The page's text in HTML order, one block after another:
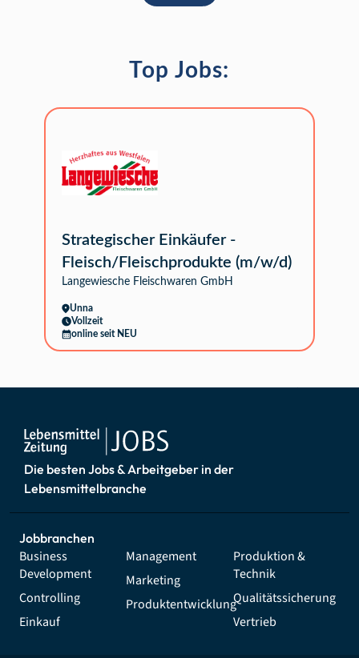
Top Jobs:
Strategischer Einkäufer -
Fleisch/Fleischprodukte (m/w/d)
Langewiesche Fleischwaren GmbH
Unna
Vollzeit
online seit NEU
Die besten Jobs & Arbeitgeber in der
Lebensmittelbranche
Jobbranchen
Business
Development
Controlling
Einkauf
Management
Marketing
Produktentwicklung
Produktion &
Technik
Qualitätssicherung
Vertrieb